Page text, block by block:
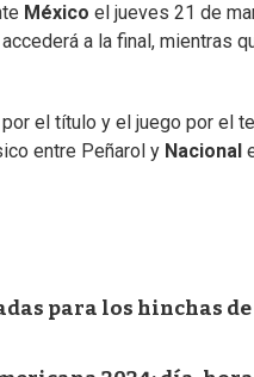
México el jueves 21 de
accederá a la final, mientras
el título y el juego por el
entre Peñarol y Nacional
para los hinchas